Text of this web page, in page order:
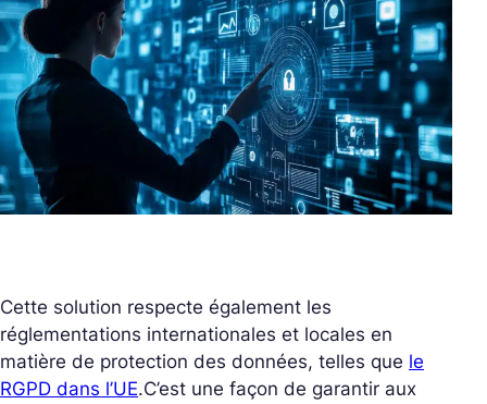
Cette solution respecte également les
réglementations internationales et locales en
matière de protection des données, telles que le
RGPD dans l’UE.C’est une façon de garantir aux